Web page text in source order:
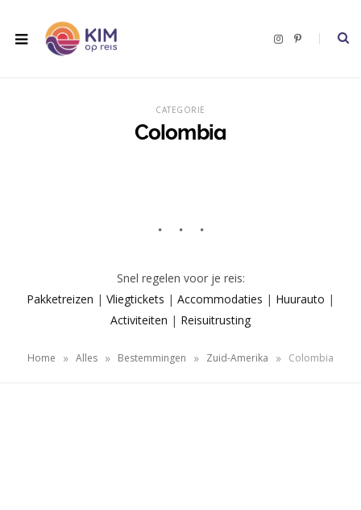
I
P
CATEGORIE
Colombia
Snel regelen voor je reis:
Pakketreizen | Vliegtickets | Accommodaties | Huurauto |
Activiteiten | Reisuitrusting
Home » Alles » Bestemmingen » Zuid-Amerika » Colombia